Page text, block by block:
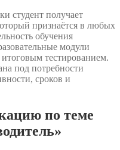
студент получает
признаётся в любых
обучения
модули
тестированием.
под потребности
сроков и
по теме